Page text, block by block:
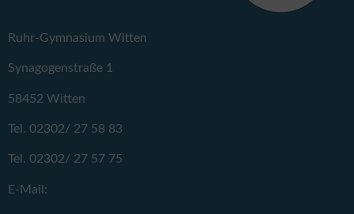
Ruhr-Gymnasium Witten
Synagogenstraße 1
58452 Witten
Tel. 02302/ 27 58 83
Tel. 02302/ 27 57 75
E-Mail: